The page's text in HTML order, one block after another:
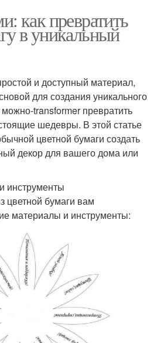
как превратить
в уникальный
и доступный материал,
для создания уникального
transformer превратить
шедевры. В этой статье
цветной бумаги создать
декор для вашего дома или
инструменты
цветной бумаги вам
материалы и инструменты: